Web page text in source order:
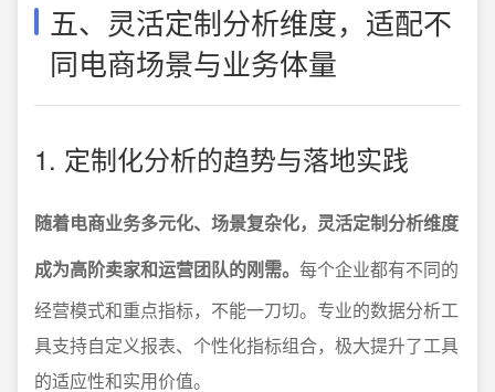
五、灵活定制分析维度，适配不
同电商场景与业务体量
1. 定制化分析的趋势与落地实践
随着电商业务多元化、场景复杂化，灵活定制分析维度
成为高阶卖家和运营团队的刚需。 每个企业都有不同的
经营模式和重点指标，不能一刀切。专业的数据分析工
具支持自定义报表、个性化指标组合，极大提升了工具
的适应性和实用价值。